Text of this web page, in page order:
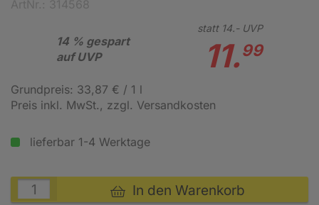
14 % gespart
auf UVP
statt 14.-UVP
11.99
Grundpreis: 33,87 € / 1 l
Preis inkl. MwSt., zzgl. Versandkosten
lieferbar 1-4 Werktage
In den Warenkorb